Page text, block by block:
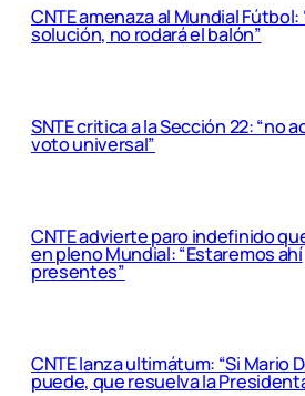
CNTE amenaza al Mundial Fútbol:
solución, no rodará el balón”
SNTE critica a la Sección 22: “no
voto universal”
CNTE advierte paro indefinido
en pleno Mundial: “Estaremos ahí
presentes”
CNTE lanza ultimátum: “Si Mario
puede, que resuelva la